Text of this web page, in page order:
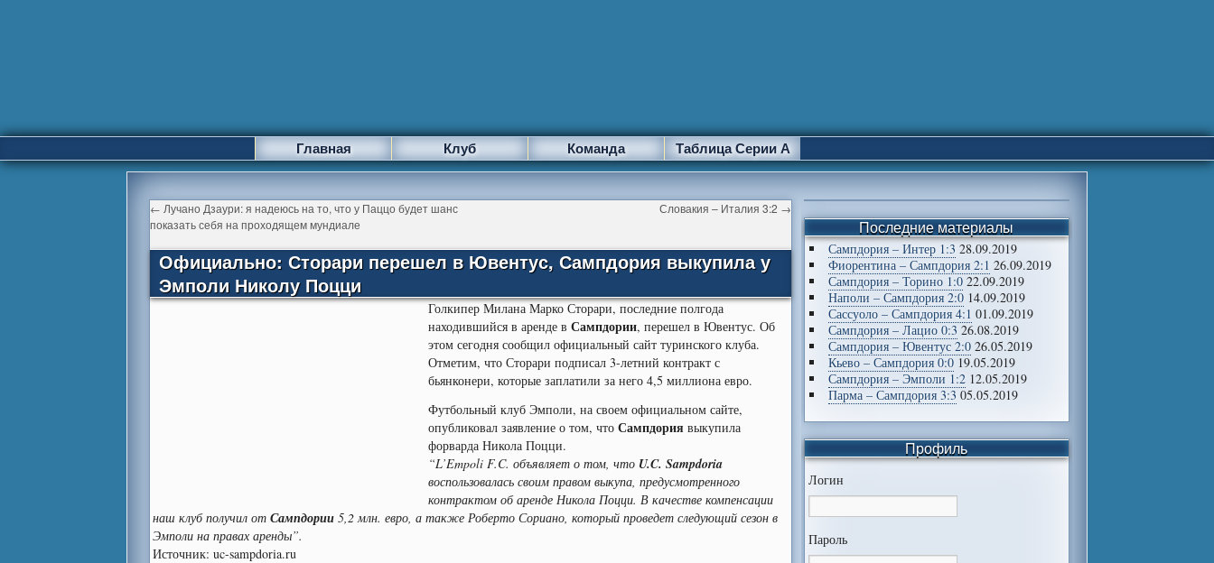
Главная Клуб Команда Таблица Серии А
← Лучано Дзаури: я надеюсь на то, что у Паццо будет шанс
показать себя на проходящем мундиале
Словакия – Италия 3:2 →
Официально: Сторари перешел в Ювентус, Сампдория выкупила у
Эмполи Николу Поцци
Голкипер Милана Марко Сторари, последние полгода
находившийся в аренде вСампдории, перешел в Ювентус.Об
этом сегодня сообщил официальный сайт туринского клуба.
Отметим, что Сторари подписал 3-летний контракт с
бьянконери, которые заплатили за него 4,5 миллиона евро.
Футбольный клуб Эмполи, на своем официальном сайте,
опубликовал заявление о том, чтоСампдория выкупила
форварда Никола Поцци.
“L’Empoli F.C. объявляет о том, что U.C. Sampdoria
воспользовалась своим правом выкупа, предусмотренного
контрактом об аренде Никола Поцци. В качестве компенсации
наш клуб получил отСампдории 5,2 млн. евро, а также Роберто Сориано, который проведет следующий сезон в
Эмполи на правах аренды”.
Источник: uc-sampdoria.ru
Последние материалы
Сампдория – Интер 1:3 28.09.2019
Фиорентина – Сампдория 2:1 26.09.2019
Сампдория – Торино 1:0 22.09.2019
Наполи – Сампдория 2:0 14.09.2019
Сассуоло – Сампдория 4:1 01.09.2019
Сампдория – Лацио 0:3 26.08.2019
Сампдория – Ювентус 2:0 26.05.2019
Кьево – Сампдория 0:0 19.05.2019
Сампдория – Эмполи 1:2 12.05.2019
Парма – Сампдория 3:3 05.05.2019
Профиль
Логин
Пароль